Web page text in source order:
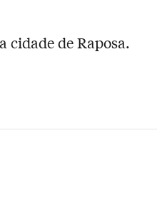
cidade de Raposa.